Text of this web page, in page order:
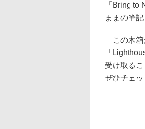
「Bring to
ままの筆
この木箱
「
受け取る
ぜひチェッ